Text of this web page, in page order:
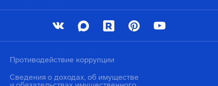
Противодействие коррупции
Сведения о доходах, об имуществе